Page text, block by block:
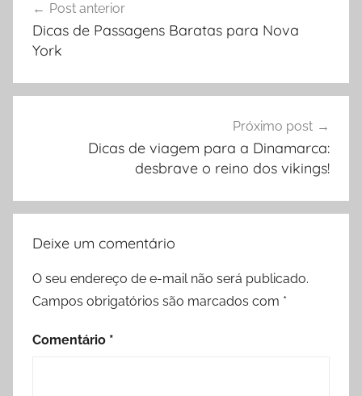
de
Post
Post anterior
Dicas de Passagens Baratas para Nova
York
Próximo post
Dicas de viagem para a Dinamarca:
desbrave o reino dos vikings!
Deixe um comentário
O seu endereço de e-mail não será publicado.
Campos obrigatórios são marcados com *
Comentário *